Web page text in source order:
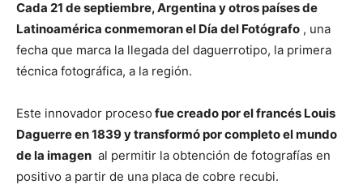
Cada 21 de septiembre, Argentina y otros países de
Latinoamérica conmemoran el Día del Fotógrafo , una
fecha que marca la llegada del daguerrotipo, la primera
técnica fotográfica, a la región.
Este innovador proceso fue creado por el francés Louis
Daguerre en 1839 y transformó por completo el mundo
de la imagen al permitir la obtención de fotografías en
positivo a partir de una placa de cobre recubi.